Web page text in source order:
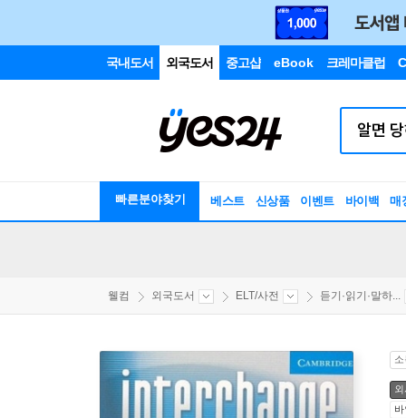
국내도서 외국도서 중고샵 eBook 크레마클럽
빠른분야찾기 베스트 신상품 이벤트 바이백 매
웰컴 외국도서 ELT/사전 듣기·읽기·말하...